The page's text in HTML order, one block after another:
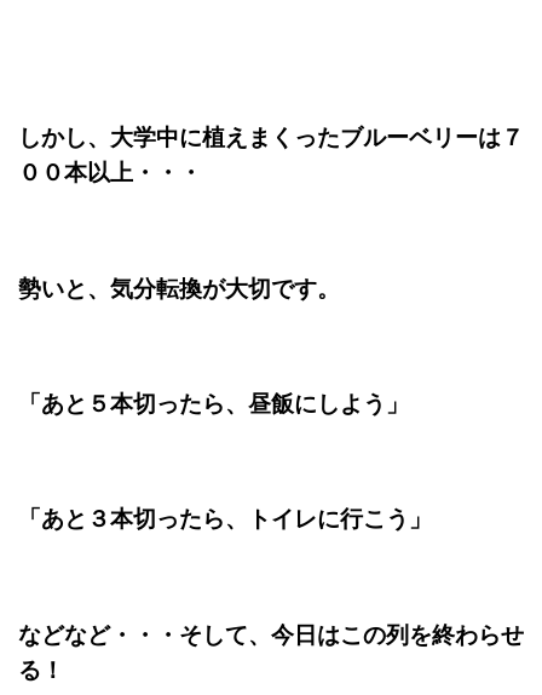
しかし、大学中に植えまくったブルーベリーは７
００本以上・・・
勢いと、気分転換が大切です。
「あと５本切ったら、昼飯にしよう」
「あと３本切ったら、トイレに行こう」
などなど・・・そして、今日はこの列を終わらせ
る！